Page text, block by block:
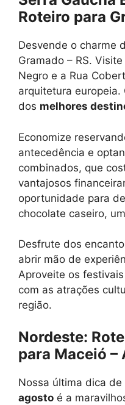
Roteiro para
Desvende o charme
Gramado – RS.
Negro e a Rua
arquitetura
dos melhores
Economize
antecedência e
combinados, que
vantajosos
oportunidade para
chocolate caseiro,
Desfrute dos
abrir mão de
Aproveite os
com as atrações
região.
Nordeste:
para Maceió –
Nossa última dica de
agosto é a